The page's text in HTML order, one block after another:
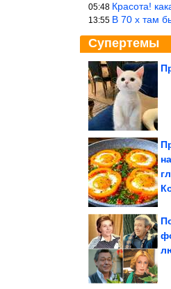
05:48 Красота! какая
13:55 В 70 х там
Супертемы